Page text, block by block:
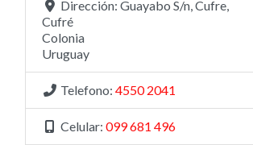
Dirección: Guayabo S/n, Cufre,
Cufré
Colonia
Uruguay
Telefono: 4550 2041
Celular: 099 681 496